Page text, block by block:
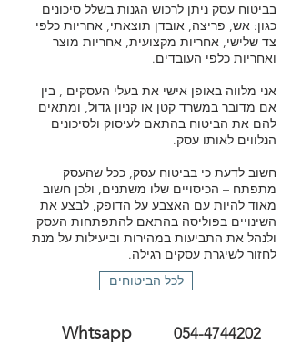
בביטוח עסק ניתן לרכוש הגנות בשלל סיכונים
כגון: אש, פריצה, אובדן תוצאתי, אחריות כלפי
צד שלישי, אחריות מקצועית, אחריות מוצר
ואחריות כלפי העובדים.
אני מלווה באופן אישי את בעלי העסקים , בין
אם מדובר במשרד קטן או קניון גדול, ומתאים
להם את הביטוח בהתאם לעיסוק ולסיכונים
הנלווים לאותו עסק.
חשוב לדעת כי בביטוח עסק, ככל שהעסק
מתפתח – הכיסויים שלו משתנים, ולכן חשוב
מאוד להיות עם האצבע על הדופק, לבצע את
השינויים בפוליסה בהתאם להתפתחות העסק
ולנהל את התביעות במהירות וביעילות על מנת
לחזור לשיגרת עסקים רגילה.
לכל הביטוחים
Whtsapp 054-4744202